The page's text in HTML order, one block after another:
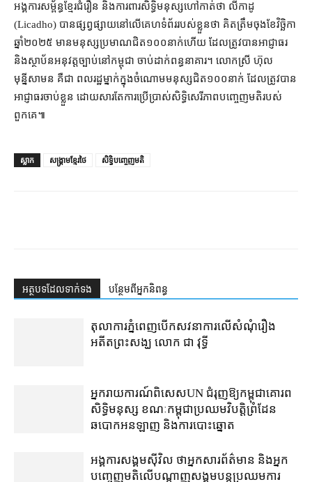
អង្គការ​សម្ព័ន្ធ​ខ្មែរ​ជំរឿន និង​ការពារ​សិទ្ធិមនុស្ស​ហៅ​កាត់​ថា លីកាដូ
(Licadho) បាន​ផ្សព្វផ្សាយ​នៅលើ​គេហទំព័រ​របស់​ខ្លួន​ថា គិត​ត្រឹម​ចុងខែ​វិច្ឆិកា
ឆ្នាំ​២០២៥ មាន​មនុស្ស​ប្រមាណ​ជិត​១០០​នាក់​ហើយ ដែល​ត្រូវ​បាន​អាជ្ញាធរ
និង​ស្ថាប័ន​អនុវត្ត​ច្បាប់​នៅ​កម្ពុជា ចាប់​ដាក់​ពន្ធនាគារ។ លោកស្រី ហ៊ុល
មុន្នីសាមន គឺជា ពលរដ្ឋ​ម្នាក់​ក្នុងចំណោម​មនុស្ស​ជិត​១០០​នាក់ ដែល​ត្រូវ​បាន​
អាជ្ញាធរ​ចាប់ខ្លួន ដោយសារតែ​ការប្រើប្រាស់​សិទិ្ធ​សេរីភាព​បញ្ចេញមតិ​របស់​
ពួកគេ៕
ស្លាក សង្គ្រាមខ្មែរថៃ សិទ្ធិបញ្ចេញមតិ
អត្ថបទ​ដែល​ទាក់ទង បន្ថែម​ពី​អ្នកនិពន្ធ
តុលាការ​ភ្នំពេញ​​បើកសវនាការ​លើ​សំណុំរឿង​​
អតីត​ព្រះសង្ឃ លោក ជា វុទ្ធី
អ្នករាយការណ៍​ពិសេស​UN ជំរុញឱ្យ​កម្ពុជា​គោរព​
សិទ្ធិមនុស្ស ខណៈ​កម្ពុជា​ប្រឈម​វិបត្តិ​ព្រំដែន
ឆបោក​អន​ឡាញ និង​ការបោះឆ្នោត​
អង្គការ​សង្គម​ស៊ីវិល ថា​អ្នកសារព័ត៌មាន និង​អ្នក​
បញ្ចេញមតិ​លើ​បណ្ដាញ​សង្គម​បន្ត​ប្រឈម​ការ​